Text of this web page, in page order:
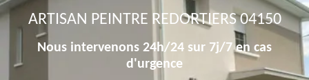
ARTISAN PEINTRE REDORTIERS 04150
Nous intervenons 24h/24 sur 7j/7 en cas
d'urgence